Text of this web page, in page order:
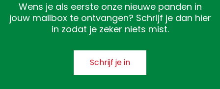
Wens je als eerste onze nieuwe panden in
jouw mailbox te ontvangen? Schrijf je dan hier
in zodat je zeker niets mist.
Schrijf je in